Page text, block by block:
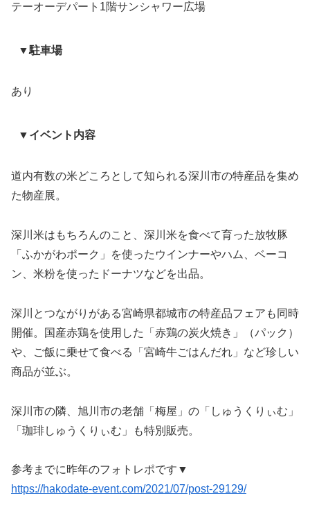
テーオーデパート1階サンシャワー広場
▼駐車場
あり
▼イベント内容
道内有数の米どころとして知られる深川市の特産品を集め
た物産展。
深川米はもちろんのこと、深川米を食べて育った放牧豚
「ふかがわポーク」を使ったウインナーやハム、ベーコ
ン、米粉を使ったドーナツなどを出品。
深川とつながりがある宮崎県都城市の特産品フェアも同時
開催。国産赤鶏を使用した「赤鶏の炭火焼き」（パック）
や、ご飯に乗せて食べる「宮崎牛ごはんだれ」など珍しい
商品が並ぶ。
深川市の隣、旭川市の老舗「梅屋」の「しゅうくりぃむ」
「珈琲しゅうくりぃむ」も特別販売。
参考までに昨年のフォトレポです▼
https://hakodate-event.com/2021/07/post-29129/